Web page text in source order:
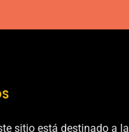
sitio está destinado a la